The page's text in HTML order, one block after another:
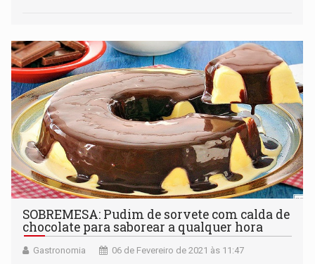
SOBREMESA: Pudim de sorvete com calda de
chocolate para saborear a qualquer hora
Gastronomia 06 de Fevereiro de 2021 às 11:47